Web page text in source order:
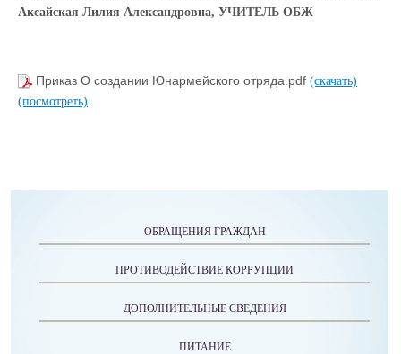
Аксайская Лилия Александровна, УЧИТЕЛЬ ОБЖ
Приказ О создании Юнармейского отряда.pdf (скачать)
(посмотреть)
ОБРАЩЕНИЯ ГРАЖДАН
ПРОТИВОДЕЙСТВИЕ КОРРУПЦИИ
ДОПОЛНИТЕЛЬНЫЕ СВЕДЕНИЯ
ПИТАНИЕ